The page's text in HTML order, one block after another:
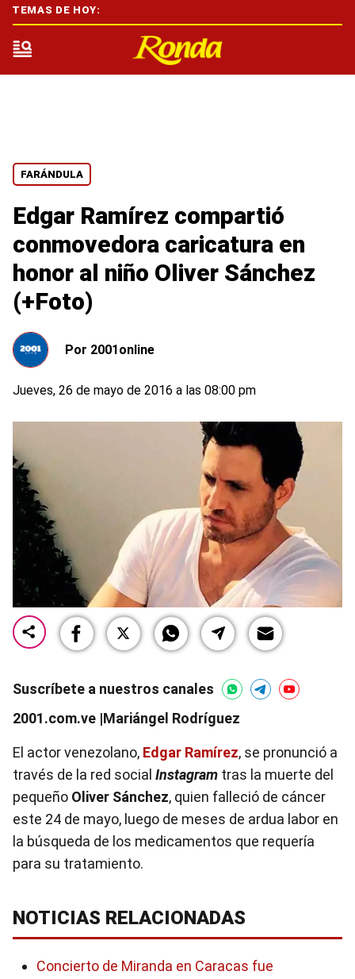
FARÁNDULA
Edgar Ramírez compartió
conmovedora caricatura en
honor al niño Oliver Sánchez
(+Foto)
Por 2001online
Jueves, 26 de mayo de 2016 a las 08:00 pm
Suscríbete a nuestros canales
2001.com.ve |Mariángel Rodríguez
El actor venezolano, Edgar Ramírez, se pronunció a
través de la red social Instagram tras la muerte del
pequeño Oliver Sánchez, quien falleció de cáncer
este 24 de mayo, luego de meses de ardua labor en
la búsqueda de los medicamentos que requería
para su tratamiento.
NOTICIAS RELACIONADAS
Concierto de Miranda en Caracas fue
TEMAS DE HOY: